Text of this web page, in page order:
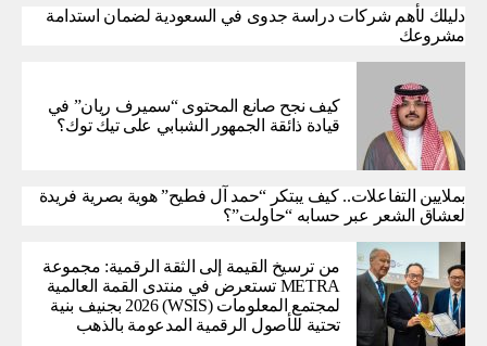
دليلك لأهم شركات دراسة جدوى في السعودية لضمان استدامة
مشروعك
كيف نجح صانع المحتوى “سميرف ريان” في
قيادة ذائقة الجمهور الشبابي على تيك توك؟
بملايين التفاعلات.. كيف يبتكر “حمد آل فطيح” هوية بصرية فريدة
لعشاق الشعر عبر حسابه “حاولت”؟
من ترسيخ القيمة إلى الثقة الرقمية: مجموعة
METRA تستعرض في منتدى القمة العالمية
لمجتمع المعلومات (WSIS) 2026 بجنيف بنية
تحتية للأصول الرقمية المدعومة بالذهب